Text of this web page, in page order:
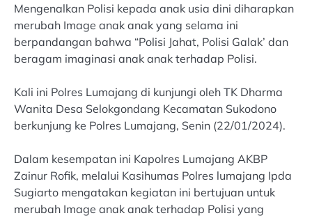
Mengenalkan Polisi kepada anak usia dini diharapkan
merubah Image anak anak yang selama ini
berpandangan bahwa “Polisi Jahat, Polisi Galak’ dan
beragam imaginasi anak anak terhadap Polisi.
Kali ini Polres Lumajang di kunjungi oleh TK Dharma
Wanita Desa Selokgondang Kecamatan Sukodono
berkunjung ke Polres Lumajang, Senin (22/01/2024).
Dalam kesempatan ini Kapolres Lumajang AKBP
Zainur Rofik, melalui Kasihumas Polres lumajang Ipda
Sugiarto mengatakan kegiatan ini bertujuan untuk
merubah Image anak anak terhadap Polisi yang